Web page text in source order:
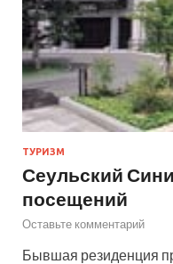
ТУРИЗМ
Сеульский
посещений
Оставьте комментарий
Бывшая резиденция